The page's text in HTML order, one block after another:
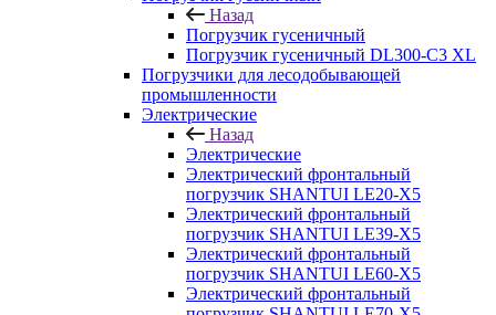
Назад
Погрузчик гусеничный
Погрузчик гусеничный DL300-C3 XL
Погрузчики для лесодобывающей
промышленности
Электрические
Назад
Электрические
Электрический фронтальный
погрузчик SHANTUI LE20-X5
Электрический фронтальный
погрузчик SHANTUI LE39-X5
Электрический фронтальный
погрузчик SHANTUI LE60-X5
Электрический фронтальный